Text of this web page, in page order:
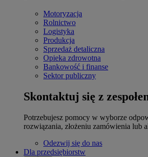
Motoryzacja
Rolnictwo
Logistyka
Produkcja
Sprzedaż detaliczna
Opieka zdrowotna
Bankowość i finanse
Sektor publiczny
Skontaktuj się z
Potrzebujesz pomocy w wyborze
rozwiązania, złożeniu zamówienia lub
Odezwij się do nas
Dla przedsiębiorstw